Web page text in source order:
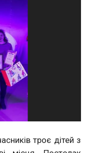
троє дітей з